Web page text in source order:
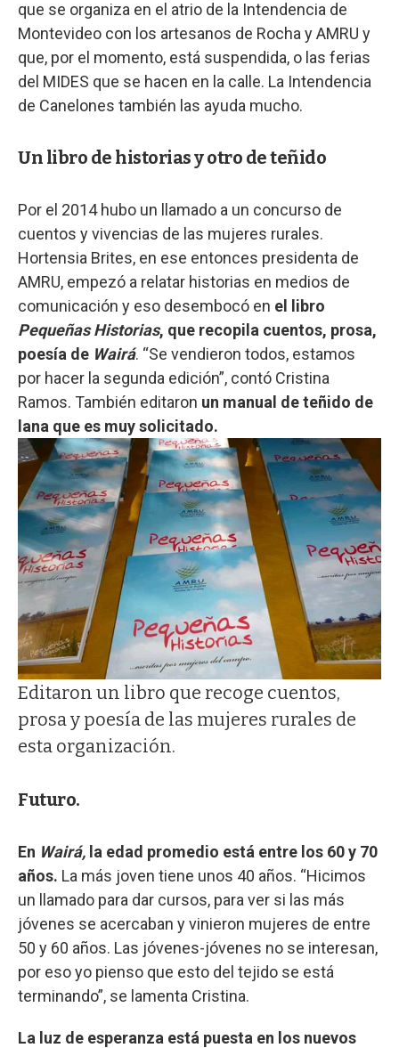
que se organiza en el atrio de la Intendencia de
Montevideo con los artesanos de Rocha y AMRU y
que, por el momento, está suspendida, o las ferias
del MIDES que se hacen en la calle. La Intendencia
de Canelones también las ayuda mucho.
Un libro de historias y otro de teñido
Por el 2014 hubo un llamado a un concurso de
cuentos y vivencias de las mujeres rurales.
Hortensia Brites, en ese entonces presidenta de
AMRU, empezó a relatar historias en medios de
comunicación y eso desembocó en el libro
Pequeñas Historias, que recopila cuentos, prosa,
poesía de Wairá. “Se vendieron todos, estamos
por hacer la segunda edición”, contó Cristina
Ramos. También editaron un manual de teñido de
lana que es muy solicitado.
Editaron un libro que recoge cuentos,
prosa y poesía de las mujeres rurales de
esta organización.
Futuro.
En Wairá, la edad promedio está entre los 60 y 70
años. La más joven tiene unos 40 años. “Hicimos
un llamado para dar cursos, para ver si las más
jóvenes se acercaban y vinieron mujeres de entre
50 y 60 años. Las jóvenes-jóvenes no se interesan,
por eso yo pienso que esto del tejido se está
terminando”, se lamenta Cristina.
La luz de esperanza está puesta en los nuevos